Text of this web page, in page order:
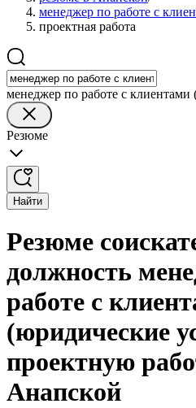
менеджер по работе с
проектная работа
менеджер по работе с
Резюме
Найти
Резюме
должность
работе с
(юридические
проектную
Анапской